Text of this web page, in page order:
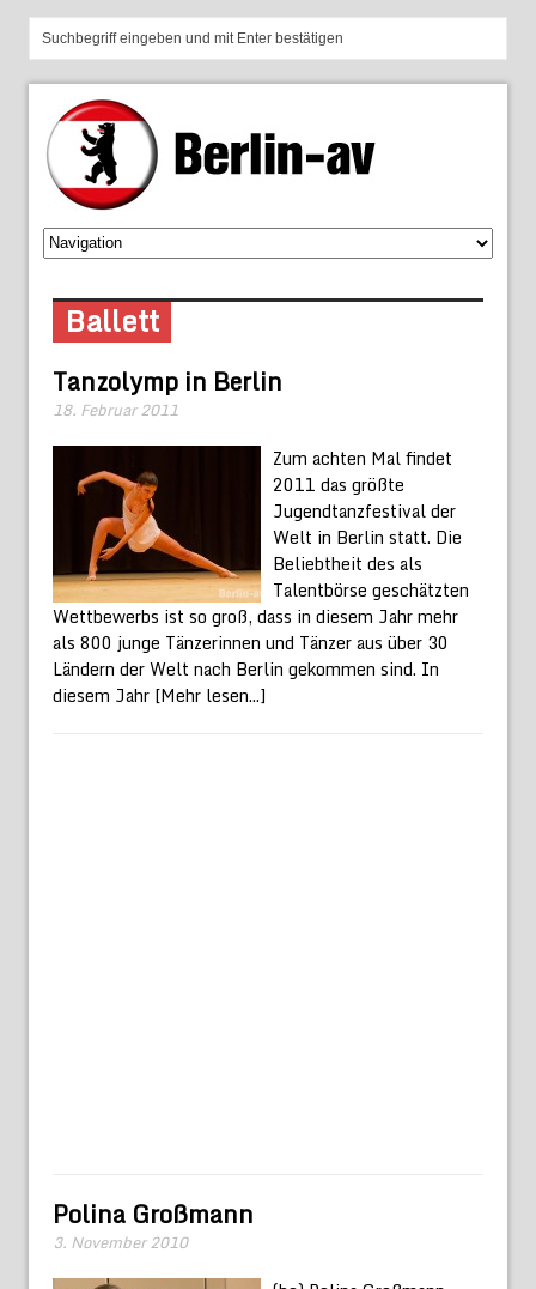
Ballett
Tanzolymp in Berlin
18. Februar 2011
Zum achten Mal findet
2011 das größte
Jugendtanzfestival der
Welt in Berlin statt. Die
Beliebtheit des als
Talentbörse geschätzten
Wettbewerbs ist so groß, dass in diesem Jahr mehr
als 800 junge Tänzerinnen und Tänzer aus über 30
Ländern der Welt nach Berlin gekommen sind. In
diesem Jahr [Mehr lesen...]
Polina Großmann
3. November 2010